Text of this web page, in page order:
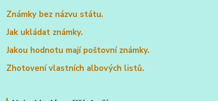
Známky bez názvu státu.
Jak ukládat známky.
Jakou hodnotu mají poštovní známky.
Zhotovení vlastních albových listů.